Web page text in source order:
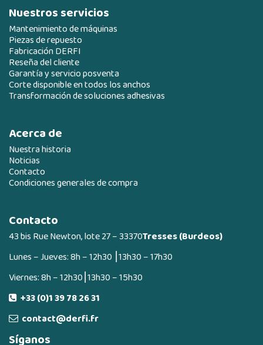
Nuestros servicios
Mantenimiento de máquinas
Piezas de repuesto
Fabricación DERFI
Reseña del cliente
Garantía y servicio posventa
Corte disponible en todos los anchos
Transformación de soluciones adhesivas
Acerca de
Nuestra historia
Noticias
Contacto
Condiciones generales de compra
Contacto
43 bis Rue Newton, lote 27 – 33370Tresses (Burdeos)
Lunes – Jueves: 8h – 12h30 ⎮13h30 – 17h30
Viernes: 8h – 12h30⎮13h30 – 15h30
+33 (0)1 39 78 26 31
contact@derfi.fr
Síganos